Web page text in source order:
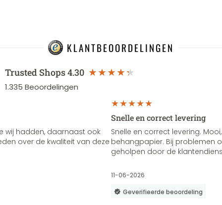
KLANTBEOORDELINGEN
Trusted Shops4.30
1.335 Beoordelingen
wij hadden, daarnaast ook
over de kwaliteit van deze
Snelle en correct levering
Snelle en correct levering.
behangpapier. Bij problemen
geholpen door de
11-06-2026
Geverifieerde beoordeling